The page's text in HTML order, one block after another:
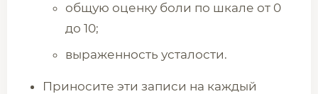
общую оценку боли по шкале от 0
до 10;
выраженность усталости.
Приносите эти записи на каждый